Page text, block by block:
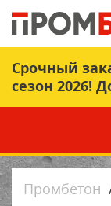
Срочный
сезон 2026!
Промбетон